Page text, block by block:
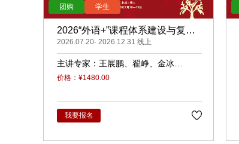
2026“外语+”课程体系建设与复合
型人才培养（录播）
2026.07.20- 2026.12.31 线上
主讲专家： 王展鹏 翟峥
金冰
张清
杨天娲
价格：¥1480.00
我要报名